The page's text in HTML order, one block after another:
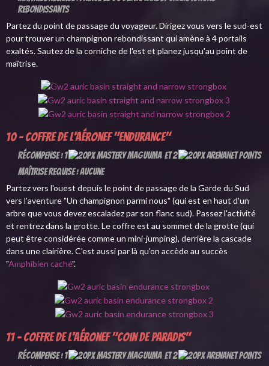
rebondissants
Partez du point de passage du voyageur. Dirigez vous vers le sud-est
pour trouver un champignon rebondissant qui amène à 4 portails
exaltés. Sautez de la corniche de l'est et planez jusqu'au point de
maîtrise.
10 - Coffre de l'aéronef "Endurance"
Récompense : 1
et 2
Maîtrise requise : Aucune
Partez vers l'ouest depuis le point de passage de la Garde du Sud
vers l'aventure "Un champignon parmi nous" (qui est en haut d'un
arbre que vous devez escaladez par son flanc sud). Passez l'activité
et rentrez dans la grotte. Le coffre est au sommet de la grotte (qui
peut être considérée comme un mini-jumping), derrière la cascade
dans une clairière. C'est aussi par là qu'on accède au succès
"Amphibien caché".
11 - Coffre de l'aéronef "Coin de paradis"
Récompense : 1
et 2